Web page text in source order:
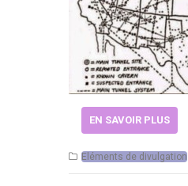
EN SAVOIR PLUS
Eléments de divulgation